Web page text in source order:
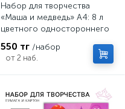
Набор для творчества
«Маша и медведь» А4: 8 л
цветного одностороннего
двусторонней бумаги
550 тг /набор
от 2 наб.